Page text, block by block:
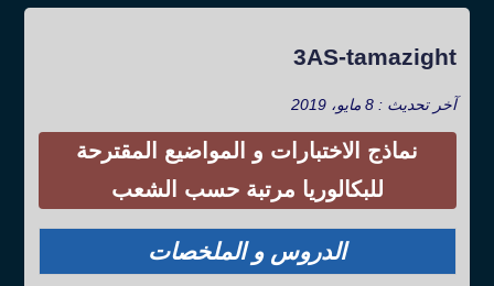
3AS-tamazight
آخر تحديث : 8 مايو، 2019
نماذج الاختبارات و المواضيع المقترحة
للبكالوريا مرتبة حسب الشعب
الدروس و الملخصات